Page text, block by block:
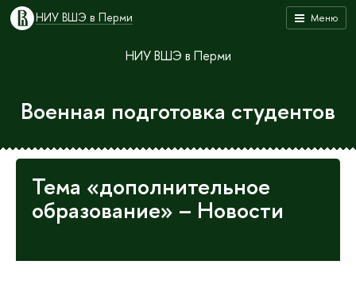
Меню
НИУ ВШЭ в Перми
НИУ ВШЭ в Перми
Военная подготовка студентов
Тема «дополнительное
образование» – Новости